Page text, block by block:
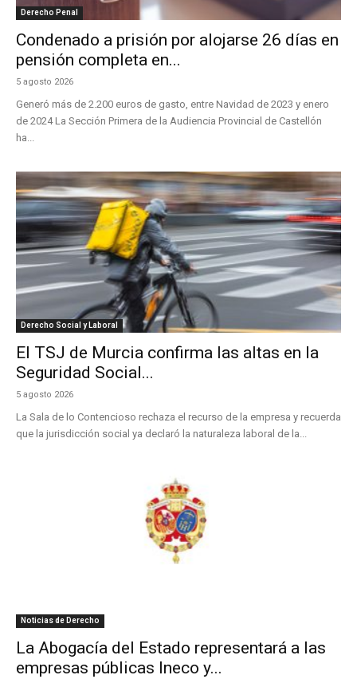
Derecho Penal
Condenado a prisión por alojarse 26 días en
pensión completa en...
5 agosto 2026
Generó más de 2.200 euros de gasto, entre Navidad de 2023 y enero
de 2024 La Sección Primera de la Audiencia Provincial de Castellón
ha...
Derecho Social y Laboral
El TSJ de Murcia confirma las altas en la
Seguridad Social...
5 agosto 2026
La Sala de lo Contencioso rechaza el recurso de la empresa y recuerda
que la jurisdicción social ya declaró la naturaleza laboral de la...
Noticias de Derecho
La Abogacía del Estado representará a las
empresas públicas Ineco y...